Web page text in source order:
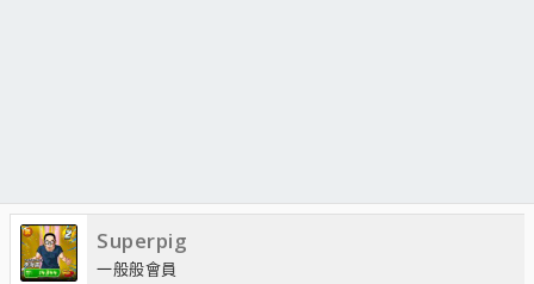
Superpig
一般般會員